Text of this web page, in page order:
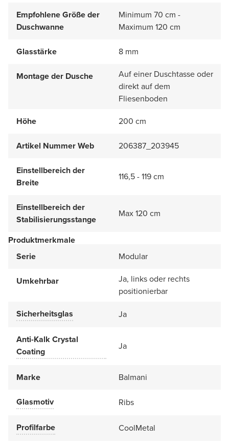
Empfohlene Größe der
Duschwanne
Minimum 70 cm -
Maximum 120 cm
Glasstärke 8 mm
Montage der Dusche
Auf einer Duschtasse oder
direkt auf dem
Fliesenboden
Höhe
200 cm
Artikel Nummer Web 206387_203945
Einstellbereich der
Breite
116,5 - 119 cm
Einstellbereich der
Stabilisierungsstange
Max 120 cm
Produktmerkmale
Serie
Modular
Umkehrbar
Ja, links oder rechts
positionierbar
Sicherheitsglas
Ja
Anti-Kalk Crystal
Coating
Ja
Marke Balmani
Glasmotiv Ribs
Profilfarbe CoolMetal